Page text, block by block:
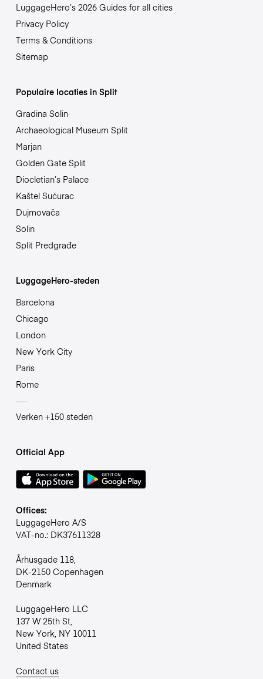
LuggageHero’s 2026 Guides for all cities
Privacy Policy
Terms & Conditions
Sitemap
Populaire locaties in Split
Gradina Solin
Archaeological Museum Split
Marjan
Golden Gate Split
Diocletian’s Palace
Kaštel Sućurac
Dujmovača
Solin
Split Predgrađe
LuggageHero-steden
Barcelona
Chicago
London
New York City
Paris
Rome
Verken +150 steden
Official App
Offices:
LuggageHero A/S
VAT-no.: DK37611328
Århusgade 118,
DK-2150 Copenhagen
Denmark
LuggageHero LLC
137 W 25th St,
New York, NY 10011
United States
Contact us